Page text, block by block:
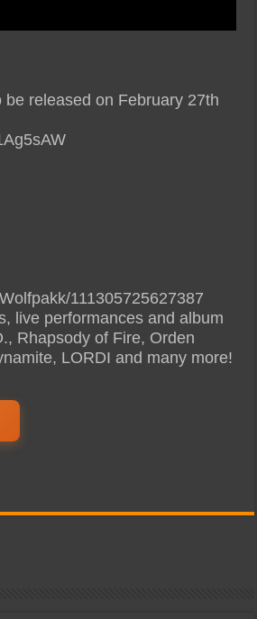
be released on February 27th
111305725627387
live performances and album
Rhapsody of Fire, Orden
LORDI and many more!